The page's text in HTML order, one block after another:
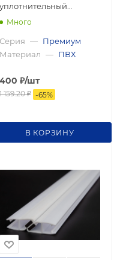
уплотнительный
профиль, 180°
стекла 8 мм , 2500мм,
premium
Много
Серия — Премиум
Материал — ПВХ
400 ₽/шт
159.20₽ -65%
В КОРЗИНУ